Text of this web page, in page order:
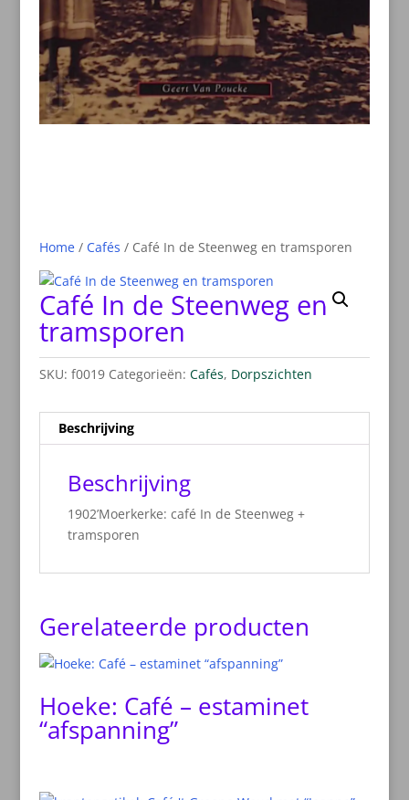
Home/ Cafés / Café In de Steenweg en tramsporen
Café In de Steenweg en
tramsporen
SKU: f0019 Categorieën: Cafés, Dorpszichten
Beschrijving
Beschrijving
1902’Moerkerke: café In de Steenweg +
tramsporen
Gerelateerde producten
Hoeke: Café – estaminet
“afspanning”